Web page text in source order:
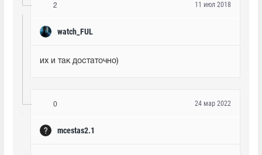
2
watch_FUL
11 июл 2018
их и так достаточно)
0
mcestas2.1
24 мар 2022